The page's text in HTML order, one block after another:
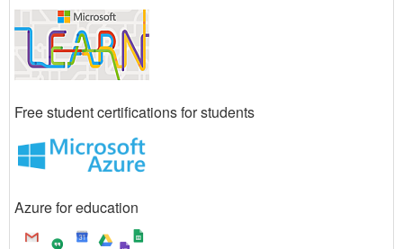
Free student certifications for students
Azure for education